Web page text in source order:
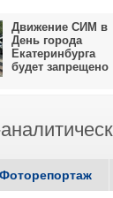
Движение СИМ в
День города
Екатеринбурга
будет запрещено
Фоторепортаж